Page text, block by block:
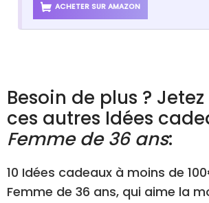
ACHETER SUR AMAZON
Besoin de plus ?
ces autres Idées
Femme de 36 ans:
10 Idées cadeaux à moins de
Femme de 36 ans, qui aime la